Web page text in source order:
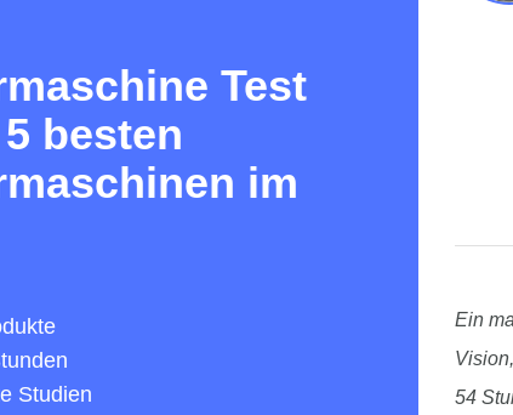
Test
5 besten
im
Studien
Ein
54